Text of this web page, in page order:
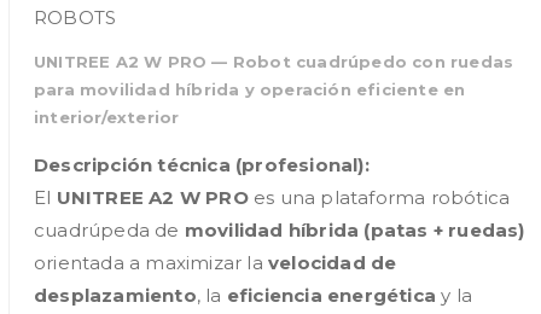
ROBOTS
UNITREE A2 W PRO — Robot cuadrúpedo con ruedas
para movilidad híbrida y operación eficiente en
interior/exterior
Descripción técnica (profesional):
El UNITREE A2 W PROes una plataforma robótica
cuadrúpeda de movilidad híbrida (patas + ruedas)
orientada a maximizar la velocidad de
desplazamiento, la eficiencia energética y la